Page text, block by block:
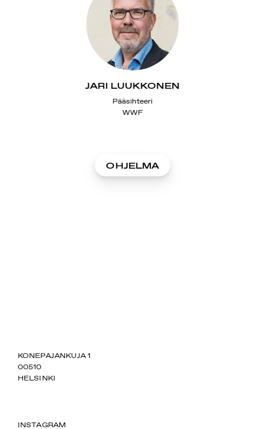
JARI LUUKKONEN
Pääsihteeri
WWF
OHJELMA
SUOMIAREENA
KONEPAJANKUJA 1
00510
HELSINKI
INSTAGRAM